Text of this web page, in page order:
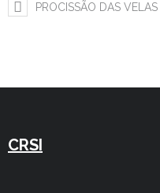
PROCISSÃO DAS VELAS
CRSI